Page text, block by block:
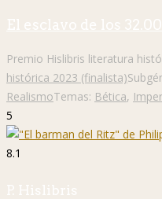
El esclavo de los
Premio Hislibris literatura
histórica 2023 (finalista)
RealismoTemas: Bética,
5
8.1
P. Hislibris